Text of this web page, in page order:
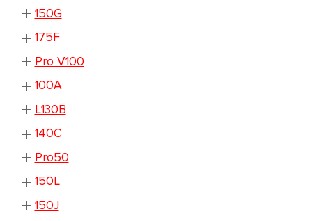
150G
175F
Pro V100
100A
L130B
140C
Pro50
150L
150J